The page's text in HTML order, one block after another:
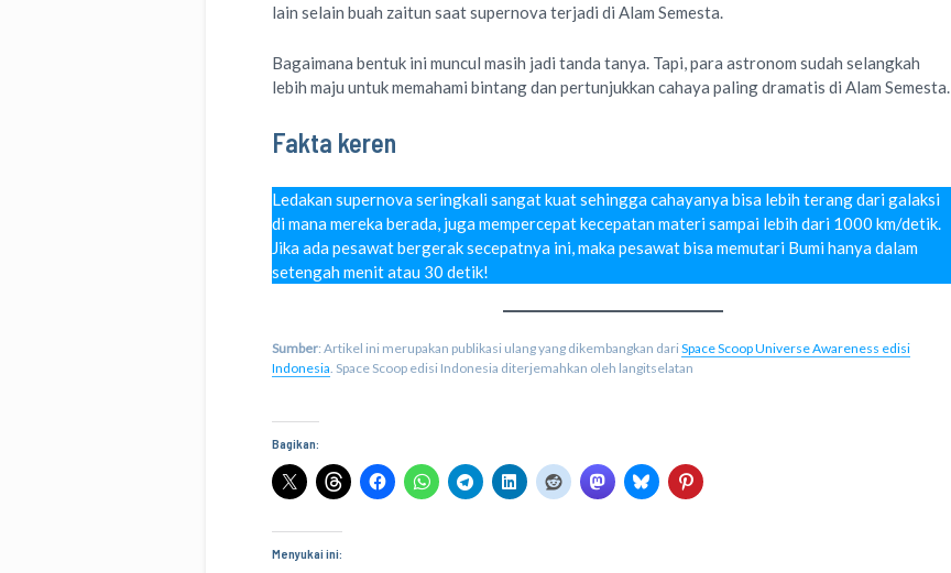
lain selain buah zaitun saat supernova terjadi di Alam Semesta.
Bagaimana bentuk ini muncul masih jadi tanda tanya. Tapi, para astronom sudah selangkah
lebih maju untuk memahami bintang dan pertunjukkan cahaya paling dramatis di Alam Semesta.
Fakta keren
Ledakan supernova seringkali sangat kuat sehingga cahayanya bisa lebih terang dari galaksi
di mana mereka berada, juga mempercepat kecepatan materi sampai lebih dari 1000 km/detik.
Jika ada pesawat bergerak secepatnya ini, maka pesawat bisa memutari Bumi hanya dalam
setengah menit atau 30 detik!
Sumber: Artikel ini merupakan publikasi ulang yang dikembangkan dari Space Scoop Universe Awareness edisi
Indonesia . Space Scoop edisi Indonesia diterjemahkan oleh langitselatan
Bagikan:
Menyukai ini: